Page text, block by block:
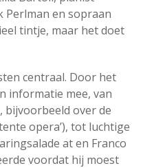
Perlman en sopraan
tintje, maar het doet
centraal. Door het
informatie mee, van
over de
opera’), tot luchtige
at en Franco
voordat hij moest